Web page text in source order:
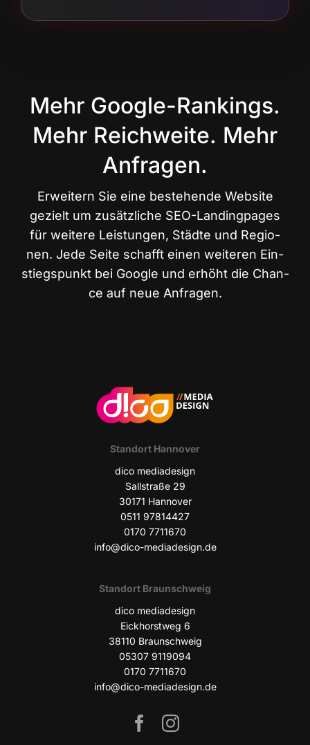
Mehr Google-Rankings.
Mehr Reichweite. Mehr
Anfragen.
Erwei­tern Sie eine bestehen­de Web­site
gezielt um zusätz­li­che SEO-Landing­pa­ges
für wei­te­re Leis­tun­gen, Städ­te und Regio­
nen. Jede Sei­te schafft einen wei­te­ren Ein­
stiegs­punkt bei Goog­le und erhöht die Chan­
ce auf neue Anfragen.
Stand­ort Hannover
dico media­de­sign
Sall­stra­ße 29
30171 Han­no­ver
0511 97814427
0170 7711670
info@dico-mediadesign.de
Stand­ort Braunschweig
dico media­de­sign
Eick­horst­weg 6
38110 Braun­schweig
05307 9119094
0170 7711670
info@dico-mediadesign.de